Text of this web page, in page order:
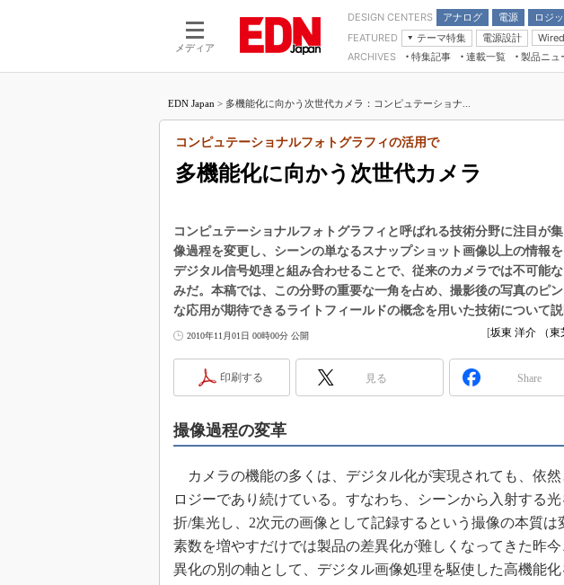
メディア
DESIGN CENTERS アナログ
電源
モーター
ロジ
LSI
受動部品
FEATURED
テーマ特集
つながるクルマ
エレクトロニクス入門
医療エレ（EE Times Japan）
製品解剖（EE Times Japan）
電源設計
モーター入門マイコン講座
ARCHIVES 特集記事
連載一覧
マイクロプロセッサ懐古録
中堅技術者に贈る電子部品“徹底”活
用講座
たった2つの式で始めるDC/DCコン
バーターの設計
Wired, Weird
マイコン講座
Q&Aで学ぶマイコン講座
アナログ設計のきほん／ADCとノイ
ズ編
めざせ高効率！ モーター駆動入門講
座
「SPICEの仕組みとその活用設計」
最新記事一覧
計測器メーカーから見た5G
USB Type-Cの登場で評価試験はど
う変わる？
製品ニュ
電子ブックレット
EDN Japan > 多機能化に向かう次世代カメラ：コンピュテーショナ...
多機能化に向かう次世代カメラ
コンピュテーショナルフォトグラフィの活用で
コンピュテーショナルフォトグラフィと呼ばれる技術分野に注目が
像過程を変更し、シーンの単なるスナップショット画像以上の情報
デジタル信号処理と組み合わせることで、従来のカメラでは不可能
みだ。本稿では、この分野の重要な一角を占め、撮影後の写真のピ
な応用が期待できるライトフィールドの概念を用いた技術について説
2010年11月01日 00時00分 公開 [坂東 洋介 （東
印刷する 見る Share
撮像過程の変革
カメラの機能の多くは、デジタル化が実現されても、依
ロジーであり続けている。すなわち、シーンから入射する
折/集光し、2次元の画像として記録するという撮像の本質は
素数を増やすだけでは製品の差異化が難しくなってきた昨
異化の別の軸として、デジタル画像処理を駆使した高機能化